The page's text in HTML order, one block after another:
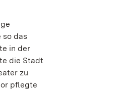
so das
in der
die Stadt
zu
pflegte